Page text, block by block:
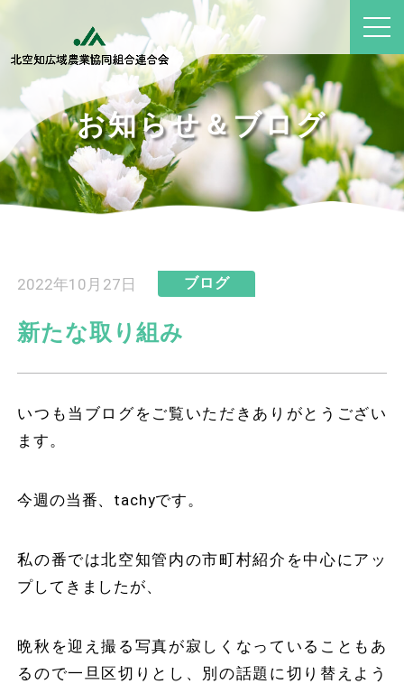
お知らせ＆ブログ
2022年10月27日 ブログ
新たな取り組み
いつも当ブログをご覧いただきありがとうござい
ます。
今週の当番、tachyです。
私の番では北空知管内の市町村紹介を中心にアッ
プしてきましたが、
晩秋を迎え撮る写真が寂しくなっていることもあ
るので一旦区切りとし、別の話題に切り替えよう